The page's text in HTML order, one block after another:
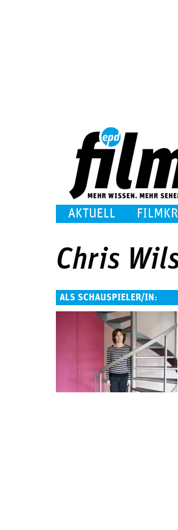
AKTUELL
Chris
ALS SCHAUSPIELER/IN: